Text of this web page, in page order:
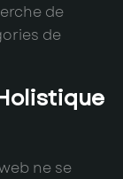
de
de
ne se